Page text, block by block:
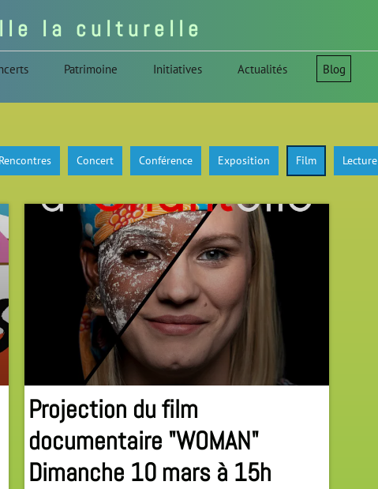
Patrimoine Initiatives Actualités Blog
l l e l a c u l t u r e l l e
Concert Conférence Exposition Film Lecture
Projection du film
documentaire "WOMAN"
Dimanche 10 mars à 15h